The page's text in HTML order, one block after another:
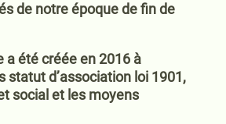
de notre époque de fin de
a été créée en 2016 à
statut d’association loi 1901,
social et les moyens